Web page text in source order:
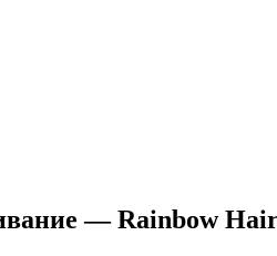
— Rainbow